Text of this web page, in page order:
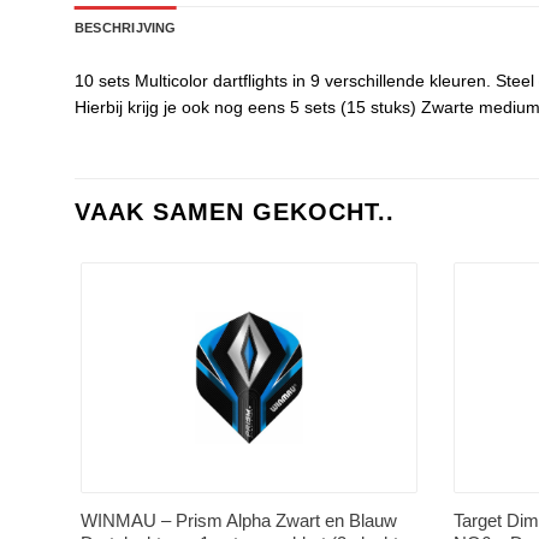
BESCHRIJVING
10 sets Multicolor dartflights in 9 verschillende kleuren.
Hierbij krijg je ook nog eens 5 sets (15 stuks) Zwarte
VAAK SAMEN GEKOCHT..
WINMAU – Prism Alpha Zwart en Blauw
Target